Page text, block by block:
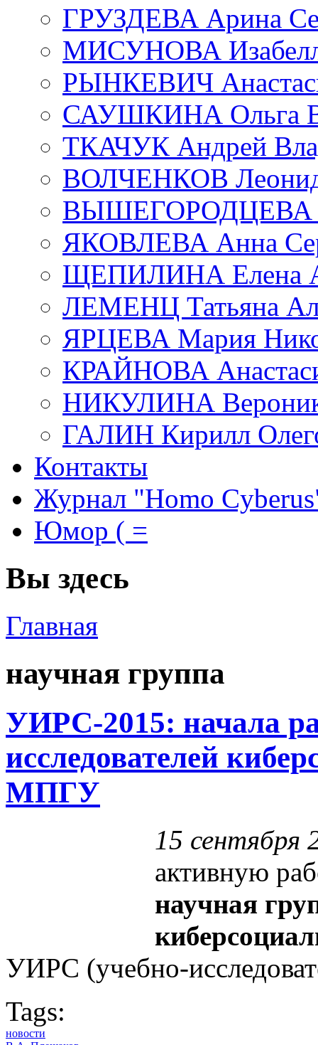
ГРУЗДЕВА Арина
МИСУНОВА
РЫНКЕВИЧ
САУШКИНА Ольга
ТКАЧУК Андрей
ВОЛЧЕНКОВ Леонид
ВЫШЕГОРОДЦЕВА
ЯКОВЛЕВА Анна
ЩЕПИЛИНА Елена
ЛЕМЕНЦ Татьяна
ЯРЦЕВА Мария
КРАЙНОВА
НИКУЛИНА
ГАЛИН Кирилл
Контакты
Журнал "Homo
Юмор ( =
Вы здесь
Главная
научная группа
УИРС-2015: начала
исследователей
МПГУ
15 сентября
активную
научная
УИРС (учебно-
Tags:
новости